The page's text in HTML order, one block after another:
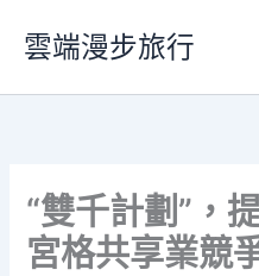
要
雲端漫步旅行
“雙千計劃”，
宮格共享業競